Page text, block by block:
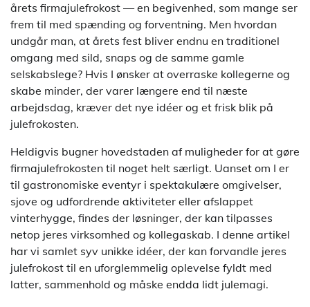
årets firmajulefrokost — en begivenhed, som mange ser
frem til med spænding og forventning. Men hvordan
undgår man, at årets fest bliver endnu en traditionel
omgang med sild, snaps og de samme gamle
selskabslege? Hvis I ønsker at overraske kollegerne og
skabe minder, der varer længere end til næste
arbejdsdag, kræver det nye idéer og et frisk blik på
julefrokosten.
Heldigvis bugner hovedstaden af muligheder for at gøre
firmajulefrokosten til noget helt særligt. Uanset om I er
til gastronomiske eventyr i spektakulære omgivelser,
sjove og udfordrende aktiviteter eller afslappet
vinterhygge, findes der løsninger, der kan tilpasses
netop jeres virksomhed og kollegaskab. I denne artikel
har vi samlet syv unikke idéer, der kan forvandle jeres
julefrokost til en uforglemmelig oplevelse fyldt med
latter, sammenhold og måske endda lidt julemagi.